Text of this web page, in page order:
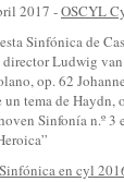
2017 -OSCYL
Sinfónica de
Ludwig
op. 62
un tema de Haydn,
Sinfonía n.º 3
Sinfónica en cyl